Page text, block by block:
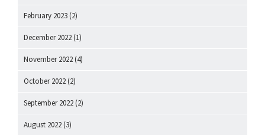
February 2023 (2)
December 2022 (1)
November 2022 (4)
October 2022 (2)
September 2022 (2)
August 2022 (3)